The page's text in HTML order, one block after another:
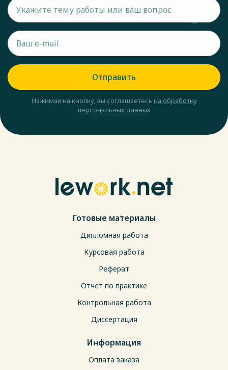
Отправить
Нажимая на кнопку, вы соглашаетесь на обработку
персональных данных
Готовые материалы
Дипломная работа
Курсовая работа
Реферат
Отчет по практике
Контрольная работа
Диссертация
Информация
Оплата заказа